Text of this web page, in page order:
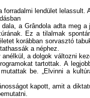
forradalmi lendület
a Grândola adta meg
Ez a tilalmak
korábban sorvasztó
a néphez.
a dolgok változni
tartottak. A
be. „Elvinni a
kapott, amit a